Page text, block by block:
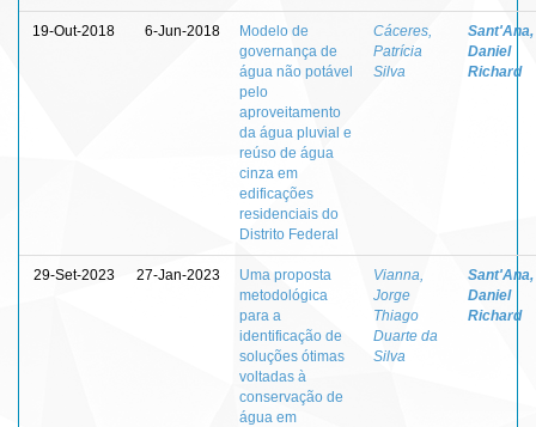
19-Out-2018 6-Jun-2018
Modelo de
governança de
água não potável
pelo
aproveitamento
da água pluvial e
reúso de água
cinza em
edificações
residenciais do
Distrito Federal
Cáceres,
Patrícia
Silva
Sant'Ana,
Daniel
Richard
29-Set-2023 27-Jan-2023
Uma proposta
metodológica
para a
identificação de
soluções ótimas
voltadas à
conservação de
água em
Vianna,
Jorge
Thiago
Duarte da
Silva
Sant'Ana,
Daniel
Richard